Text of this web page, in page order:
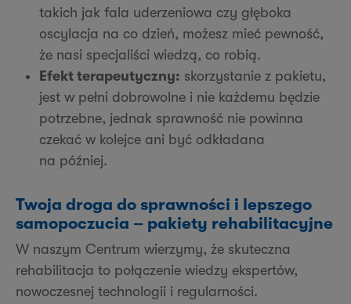
takich jak fala uderzeniowa czy głęboka
oscylacja na co dzień, możesz mieć pewność,
że nasi specjaliści wiedzą, co robią.
Efekt terapeutyczny: skorzystanie z pakietu,
jest w pełni dobrowolne i nie każdemu będzie
potrzebne, jednak sprawność nie powinna
czekać w kolejce ani być odkładana
na później.
Twoja droga do sprawności i lepszego
samopoczucia – pakiety rehabilitacyjne
W naszym Centrum wierzymy, że skuteczna
rehabilitacja to połączenie wiedzy ekspertów,
nowoczesnej technologii i regularności.